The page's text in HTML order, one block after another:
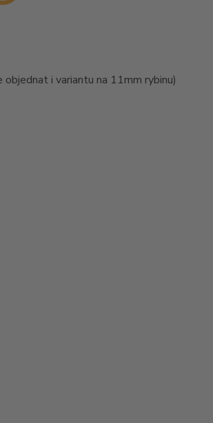
i variantu na 11mm rybinu)